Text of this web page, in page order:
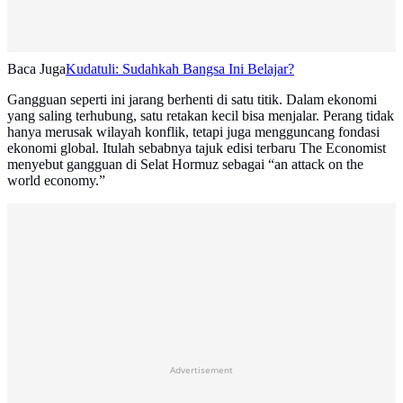
Baca JugaKudatuli: Sudahkah Bangsa Ini Belajar?
Gangguan seperti ini jarang berhenti di satu titik. Dalam ekonomi
yang saling terhubung, satu retakan kecil bisa menjalar. Perang tidak
hanya merusak wilayah konflik, tetapi juga mengguncang fondasi
ekonomi global. Itulah sebabnya tajuk edisi terbaru The Economist
menyebut gangguan di Selat Hormuz sebagai “an attack on the
world economy.”
Advertisement